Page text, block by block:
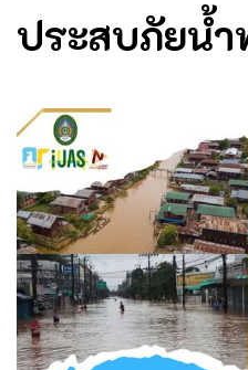
ประสบภัยน้ำ